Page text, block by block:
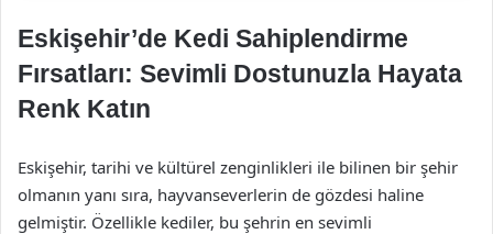
Eskişehir’de Kedi Sahiplendirme
Fırsatları: Sevimli Dostunuzla Hayata
Renk Katın
Eskişehir, tarihi ve kültürel zenginlikleri ile bilinen bir şehir
olmanın yanı sıra, hayvanseverlerin de gözdesi haline
gelmiştir. Özellikle kediler, bu şehrin en sevimli